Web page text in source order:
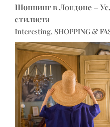
Шоппинг в Лондоне –
стилиста
Interesting, SHOPPING &